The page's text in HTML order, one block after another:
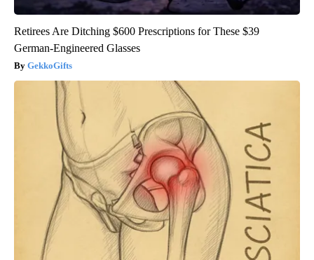
Retirees Are Ditching $600 Prescriptions for These $39
German-Engineered Glasses
GekkoGifts